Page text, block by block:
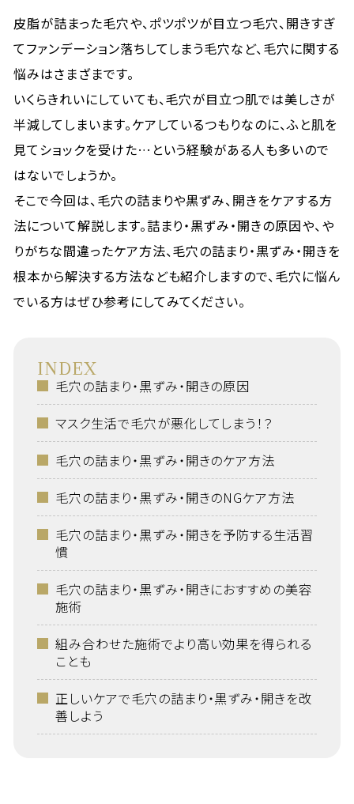
皮脂が詰まった毛穴や、ポツポツが目立つ毛穴、開きすぎ
てファンデーション落ちしてしまう毛穴など、毛穴に関する
悩みはさまざまです。
いくらきれいにしていても、毛穴が目立つ肌では美しさが
半減してしまいます。ケアしているつもりなのに、ふと肌を
見てショックを受けた…という経験がある人も多いので
はないでしょうか。
そこで今回は、毛穴の詰まりや黒ずみ、開きをケアする方
法について解説します。詰まり・黒ずみ・開きの原因や、や
りがちな間違ったケア方法、毛穴の詰まり・黒ずみ・開きを
根本から解決する方法なども紹介しますので、毛穴に悩ん
でいる方はぜひ参考にしてみてください。
INDEX
毛穴の詰まり・黒ずみ・開きの原因
マスク生活で毛穴が悪化してしまう！？
毛穴の詰まり・黒ずみ・開きのケア方法
毛穴の詰まり・黒ずみ・開きのNGケア方法
毛穴の詰まり・黒ずみ・開きを予防する生活習
慣
毛穴の詰まり・黒ずみ・開きにおすすめの美容
施術
組み合わせた施術でより高い効果を得られる
ことも
正しいケアで毛穴の詰まり・黒ずみ・開きを改
善しよう